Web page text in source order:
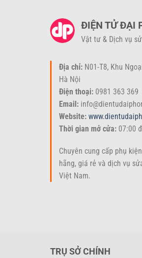
Louver điều hòa
ngoài dàn nóng nhằm điều
dạng song song, có thể
2. Chức năng và
Chuyển hướng gió:
quanh khỏi tác động
Giảm tiếng ồn:Tiếng ồn
giảm tiếng ồn đáng kể,
Tiết kiệm điện năng: Khi
dẫn đến việc tiết kiệm
ĐIỆN TỬ ĐẠI
Vật tư & Dịch vụ
Địa chỉ: N01-T8, Khu
Hà Nội
Điện thoại: 0981 363 369
Email:
Website:
Thời gian mở cửa: 07:00
Chuyên cung cấp phụ
hãng, giá rẻ và dịch vụ
Việt Nam.
TRỤ SỞ CHÍNH